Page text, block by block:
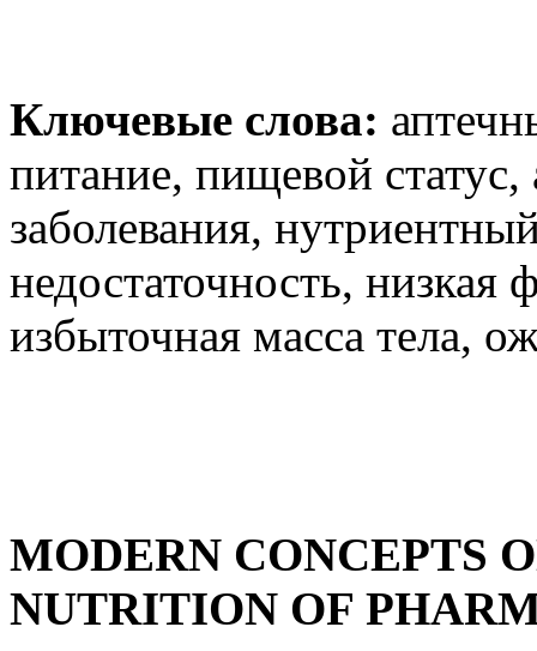
Ключевые слова:
питание, пищевой
заболевания,
недостаточность, низкая
избыточная масса тела,
MODERN CONCEPTS
NUTRITION OF